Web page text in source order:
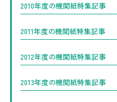
2010年度の機関紙特集記事
2011年度の機関紙特集記事
2012年度の機関紙特集記事
2013年度の機関紙特集記事